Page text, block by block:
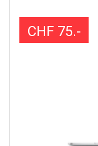
CHF 75.-